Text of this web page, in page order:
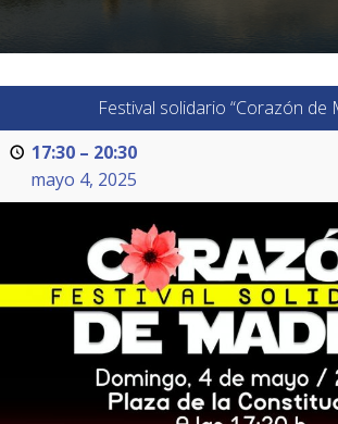
Festival solidario “Corazón de
17:30 – 20:30
mayo 4, 2025